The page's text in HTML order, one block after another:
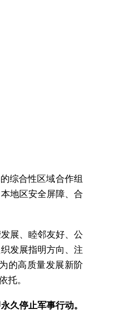
综合性区域合作组
地区安全屏障、合
展、睦邻友好、公
发展指明方向、注
的高质量发展新阶
托。
久停止军事行动。